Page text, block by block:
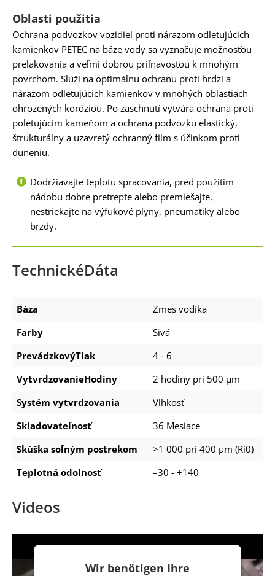
Oblasti použitia
Ochrana podvozkov vozidiel proti nárazom odletujúcich
kamienkov PETEC na báze vody sa vyznačuje možnosťou
prelakovania a veľmi dobrou priľnavosťou k mnohým
povrchom. Slúži na optimálnu ochranu proti hrdzi a
nárazom odletujúcich kamienkov v mnohých oblastiach
ohrozených koróziou. Po zaschnutí vytvára ochrana proti
poletujúcim kameňom a ochrana podvozku elastický,
štrukturálny a uzavretý ochranný film s účinkom proti
duneniu.
Dodržiavajte teplotu spracovania, pred použitím
nádobu dobre pretrepte alebo premiešajte,
nestriekajte na výfukové plyny, pneumatiky alebo
brzdy.
TechnickéDáta
Báza
Zmes vodíka
Farby
Sivá
PrevádzkovýTlak
4 - 6
VytvrdzovanieHodiny
2 hodiny pri 500 μm
Systém vytvrdzovania
Vlhkosť
Skladovateľnosť
36 Mesiace
Skúška soľným postrekom
>1 000 pri 400 μm (Ri0)
Teplotná odolnosť
–30 - +140
Videos
Wir benötigen Ihre